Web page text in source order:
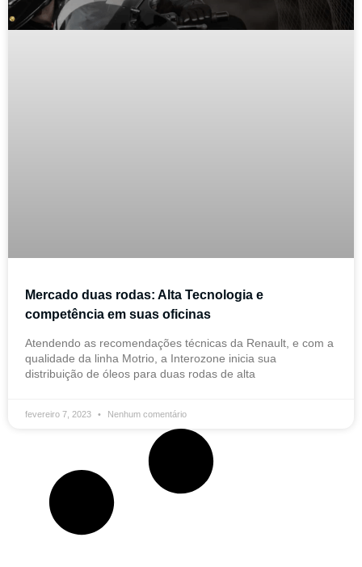
Mercado duas rodas: Alta Tecnologia e
competência em suas oficinas
Atendendo as recomendações técnicas da Renault, e com a
qualidade da linha Motrio, a Interozone inicia sua
distribuição de óleos para duas rodas de alta
fevereiro 7, 2023 Nenhum comentário